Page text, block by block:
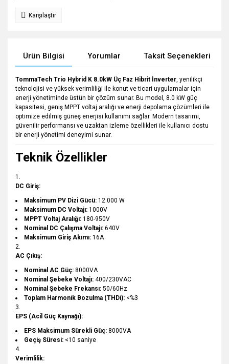
Karşılaştır
Ürün Bilgisi Yorumlar Taksit Seçenekleri
TommaTech Trio Hybrid K 8.0kW Üç Faz Hibrit İnverter, yenilikçi
teknolojisi ve yüksek verimliliği ile konut ve ticari uygulamalar için
enerji yönetiminde üstün bir çözüm sunar. Bu model, 8.0 kW güç
kapasitesi, geniş MPPT voltaj aralığı ve enerji depolama çözümleri ile
optimize edilmiş güneş enerjisi kullanımı sağlar. Modern tasarımı,
güvenilir performansı ve uzaktan izleme özellikleri ile kullanıcı dostu
bir enerji yönetimi deneyimi sunar.
Teknik Özellikler
DC Giriş:
Maksimum PV Dizi Gücü: 12.000 W
Maksimum DC Voltajı: 1000V
MPPT Voltaj Aralığı: 180-950V
Nominal DC Çalışma Voltajı: 640V
Maksimum Giriş Akımı: 16A
AC Çıkış:
Nominal AC Güç: 8000VA
Nominal Şebeke Voltajı: 400/230VAC
Nominal Şebeke Frekansı: 50/60Hz
Toplam Harmonik Bozulma (THDi): <%3
EPS (Acil Güç Kaynağı):
EPS Maksimum Sürekli Güç: 8000VA
Geçiş Süresi: <10 saniye
Verimlilik: